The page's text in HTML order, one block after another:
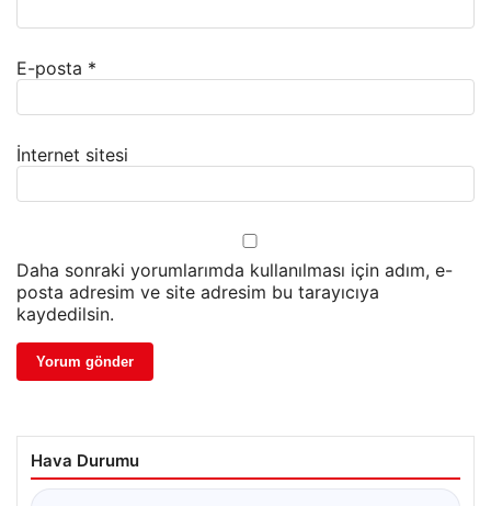
E-posta *
İnternet sitesi
Daha sonraki yorumlarımda kullanılması için adım, e-
posta adresim ve site adresim bu tarayıcıya
kaydedilsin.
Hava Durumu